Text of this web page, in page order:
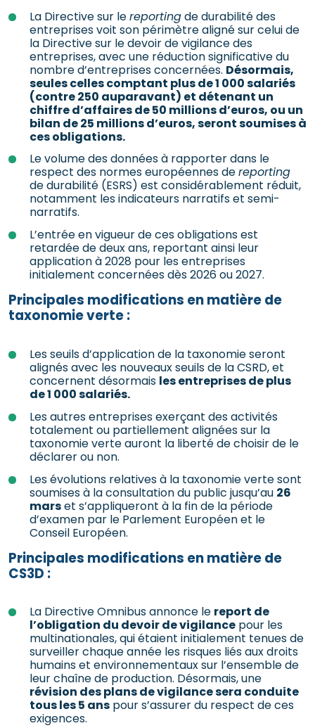
La Directive sur lereportingde durabilité des
entreprises voit son périmètre aligné sur celui de
la Directive sur le devoir de vigilance des
entreprises, avec une réduction significative du
nombre d’entreprises concernées. Désormais,
seules celles comptant plus de 1 000 salariés
(contre 250 auparavant) et détenant un
chiffre d’affaires de 50 millions d’euros, ou un
bilan de 25 millions d’euros, seront soumises à
ces obligations.
Le volume des données à rapporter dans le
respect des normes européennes dereporting
de durabilité (ESRS) est considérablement réduit,
notamment les indicateurs narratifs et semi-
narratifs.
L’entrée en vigueur de ces obligations est
retardée de deux ans, reportant ainsi leur
application à 2028 pour les entreprises
initialement concernées dès 2026 ou 2027.
Principales modifications en matière de
taxonomie verte :
Les seuils d’application de la taxonomie seront
alignés avec les nouveaux seuils de la CSRD, et
concernent désormais les entreprises de plus
de 1 000 salariés.
Les autres entreprises exerçant des activités
totalement ou partiellement alignées sur la
taxonomie verte auront la liberté de choisir de le
déclarer ou non.
Les évolutions relatives à la taxonomie verte sont
soumises à la consultation du public jusqu’au 26
marset s’appliqueront à la fin de la période
d’examen par le Parlement Européen et le
Conseil Européen.
Principales modifications en matière de
CS3D :
La Directive Omnibus annonce le report de
l’obligation du devoir de vigilance pour les
multinationales, qui étaient initialement tenues de
surveiller chaque année les risques liés aux droits
humains et environnementaux sur l’ensemble de
leur chaîne de production. Désormais, une
révision des plans de vigilance sera conduite
tous les 5 ans pour s’assurer du respect de ces
exigences.